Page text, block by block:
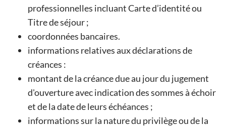
professionnelles incluant Carte d’identité ou
Titre de séjour ;
coordonnées bancaires.
informations relatives aux déclarations de
créances :
montant de la créance due au jour du jugement
d'ouverture avec indication des sommes à échoir
et de la date de leurs échéances ;
informations sur la nature du privilège ou de la